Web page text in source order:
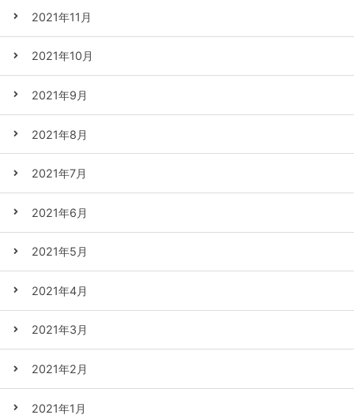
2021年11月
2021年10月
2021年9月
2021年8月
2021年7月
2021年6月
2021年5月
2021年4月
2021年3月
2021年2月
2021年1月